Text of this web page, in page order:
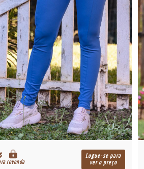
revenda
Logue-se para
ver o preço